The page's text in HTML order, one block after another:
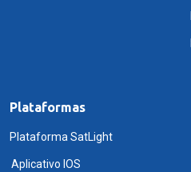
Plataformas
Plataforma SatLight
Aplicativo IOS